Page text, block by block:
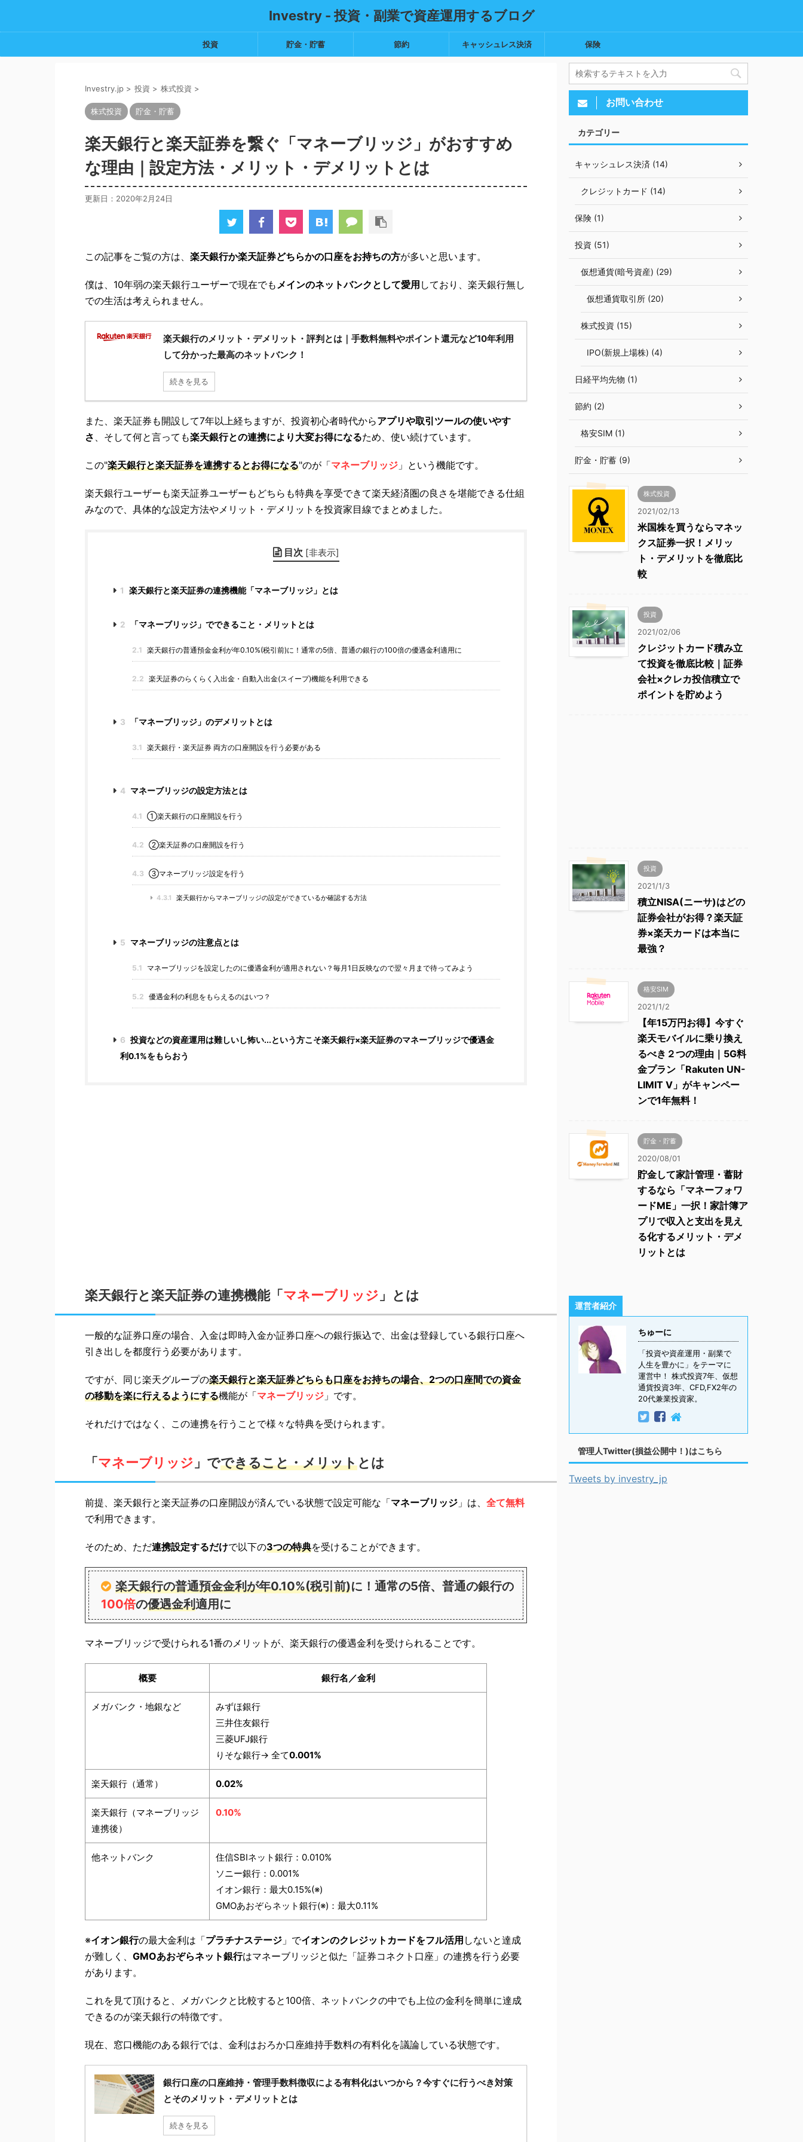
Investry - 投資・副業で資産運用するブログ
投資 貯金・貯蓄 節約 キャッシュレス決済 保険
Investry.jp > 投資 > 株式投資 >
株式投資 貯金・貯蓄
楽天銀行と楽天証券を繋ぐ「マネーブリッジ」がおすすめ
な理由｜設定方法・メリット・デメリットとは
更新日： 2020年2月24日
この記事をご覧の方は、 楽天銀行か楽天証券どちらかの口座をお持ちの方が多いと思います。
僕は、10年弱の楽天銀行ユーザーで現在でもメインのネットバンクとして愛用 しており、楽天銀行無し
での生活は考えられません。
楽天銀行のメリット・デメリット・評判とは｜手数料無料やポイント還元など10年利用
して分かった最高のネットバンク！
続きを見る
また、楽天証券も開設して7年以上経ちますが、投資初心者時代からアプリや取引ツールの使いやす
さ 、そして何と言っても楽天銀行との連携により大変お得になるため、使い続けています。
この"楽天銀行と楽天証券を連携するとお得になる"のが「マネーブリッジ 」という機能です。
楽天銀行ユーザーも楽天証券ユーザーもどちらも特典を享受できて楽天経済圏の良さを堪能できる仕組
みなので、具体的な設定方法やメリット・デメリットを投資家目線でまとめました。
目次 [非表示]
1 楽天銀行と楽天証券の連携機能「マネーブリッジ」とは
2 「マネーブリッジ」でできること・メリットとは
2.1 楽天銀行の普通預金金利が年0.10%(税引前)に！通常の5倍、普通の銀行の100倍の優遇金利適用に
2.2 楽天証券のらくらく入出金・自動入出金(スイープ)機能を利用できる
3 「マネーブリッジ」のデメリットとは
3.1 楽天銀行・楽天証券 両方の口座開設を行う必要がある
4 マネーブリッジの設定方法とは
4.1 ①楽天銀行の口座開設を行う
4.2 ②楽天証券の口座開設を行う
4.3 ③マネーブリッジ設定を行う
4.3.1 楽天銀行からマネーブリッジの設定ができているか確認する方法
5 マネーブリッジの注意点とは
5.1 マネーブリッジを設定したのに優遇金利が適用されない？毎月1日反映なので翌々月まで待ってみよう
5.2 優遇金利の利息をもらえるのはいつ？
6 投資などの資産運用は難しいし怖い...という方こそ楽天銀行×楽天証券のマネーブリッジで優遇金
利0.1%をもらおう
楽天銀行と楽天証券の連携機能「マネーブリッジ 」とは
一般的な証券口座の場合、入金は即時入金か証券口座への銀行振込で、出金は登録している銀行口座へ
引き出しを都度行う必要があります。
ですが、同じ楽天グループの楽天銀行と楽天証券どちらも口座をお持ちの場合、2つの口座間での資金
の移動を楽に行えるようにする機能が「マネーブリッジ 」です。
それだけではなく、この連携を行うことで様々な特典を受けられます。
「マネーブリッジ 」でできること・メリットとは
前提、楽天銀行と楽天証券の口座開設が済んでいる状態で設定可能な「マネーブリッジ 」は、 全て無料
で利用できます。
そのため、ただ連携設定するだけで以下の3つの特典を受けることができます。
楽天銀行の普通預金金利が年0.10%(税引前)に！通常の5倍、普通の銀行の
100倍の優遇金利適用に
マネーブリッジで受けられる1番のメリットが、楽天銀行の優遇金利を受けられることです。
概要 銀行名／金利
メガバンク・地銀など
みずほ銀行
三井住友銀行
三菱UFJ銀行
りそな銀行→ 全て0.001%
楽天銀行（通常） 0.02%
楽天銀行（マネーブリッジ
連携後）
0.10%
他ネットバンク
住信SBIネット銀行：0.010%
ソニー銀行：0.001%
イオン銀行：最大0.15%(※)
GMOあおぞらネット銀行(※)：最大0.11%
※イオン銀行の最大金利は「プラチナステージ 」でイオンのクレジットカードをフル活用 しないと達成
が難しく、 GMOあおぞらネット銀行はマネーブリッジと似た「証券コネクト口座」の連携を行う必要
があります。
これを見て頂けると、メガバンクと比較すると100倍、ネットバンクの中でも上位の金利を簡単に達成
できるのが楽天銀行の特徴です。
現在、窓口機能のある銀行では、金利はおろか口座維持手数料の有料化を議論している状態です。
銀行口座の口座維持・管理手数料徴収による有料化はいつから？今すぐに行うべき対策
とそのメリット・デメリットとは
続きを見る
お問い合わせ
カテゴリー
キャッシュレス決済 (14)
クレジットカード (14)
保険 (1)
投資 (51)
仮想通貨(暗号資産) (29)
仮想通貨取引所 (20)
株式投資 (15)
IPO(新規上場株) (4)
日経平均先物 (1)
節約 (2)
格安SIM (1)
貯金・貯蓄 (9)
株式投資
2021/02/13
米国株を買うならマネッ
クス証券一択！メリッ
ト・デメリットを徹底比
較
投資
2021/02/06
クレジットカード積み立
て投資を徹底比較｜証券
会社×クレカ投信積立で
ポイントを貯めよう
投資
2021/1/3
積立NISA(ニーサ)はどの
証券会社がお得？楽天証
券×楽天カードは本当に
最強？
格安SIM
2021/1/2
【年15万円お得】今すぐ
楽天モバイルに乗り換え
るべき２つの理由｜5G料
金プラン「Rakuten UN-
LIMIT V」がキャンペー
ンで1年無料！
貯金・貯蓄
2020/08/01
貯金して家計管理・蓄財
するなら「マネーフォワ
ードME」一択！家計簿ア
プリで収入と支出を見え
る化するメリット・デメ
リットとは
運営者紹介
ちゅーに
「投資や資産運用・副業で
人生を豊かに」をテーマに
運営中！ 株式投資7年、仮想
通貨投資3年、CFD,FX2年の
20代兼業投資家。
管理人Twitter(損益公開中！)はこちら
Tweets by investry_jp